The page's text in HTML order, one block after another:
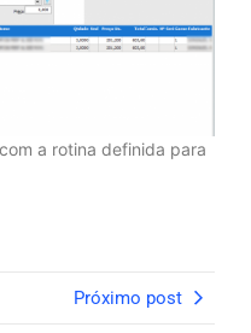
a rotina definida para
Próximo post